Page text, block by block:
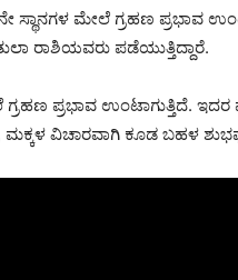
ಸ್ಥಾನಗಳ ಮೇಲೆ ಗ್ರಹಣ ಪ್ರಭಾವ
ರಾಶಿಯವರು ಪಡೆಯುತ್ತಿದ್ದಾರೆ.
ಗ್ರಹಣ ಪ್ರಭಾವ ಉಂಟಾಗುತ್ತಿದೆ.
ವಿಚಾರವಾಗಿ ಕೂಡ ಬಹಳ